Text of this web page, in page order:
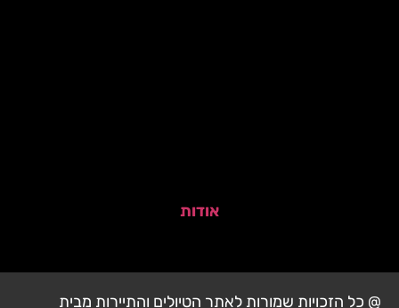
אודות
@ כל הזכויות שמורות לאתר הטיולים והתיירות מבית